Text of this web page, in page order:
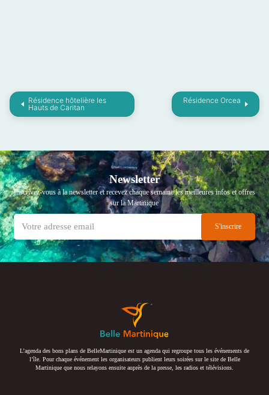
Résidence hôtelière les
Hauts de Caritan
Résidence Orcea
Newsletter
Inscrivez-vous à la newsletter et recevez chaque semaine les meilleures infos et offres
sur la Martinique
L’agenda des bons plans de BelleMartinique est un agenda qui regroupe tous les événements de
l’île. Pour chaque événement les organisateurs publient leurs soirées sur le site de Belle
Martinique que nous relayons ensuite auprès de la presse, les radios et télévisions.